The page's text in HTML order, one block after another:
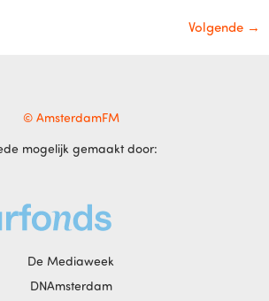
Volgende →
© AmsterdamFM
mogelijk gemaakt door:
De Mediaweek
DNAmsterdam